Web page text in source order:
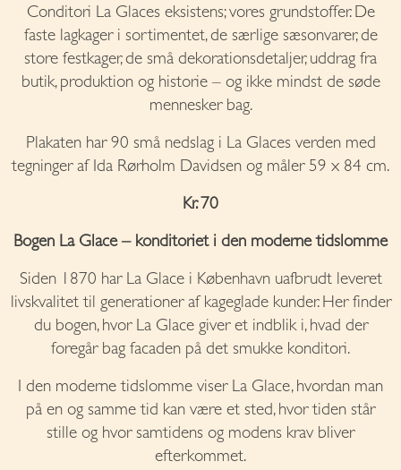
Conditori La Glaces eksistens; vores grundstoffer. De
faste lagkager i sortimentet, de særlige sæsonvarer, de
store festkager, de små dekorationsdetaljer, uddrag fra
butik, produktion og historie – og ikke mindst de søde
mennesker bag.
Plakaten har 90 små nedslag i La Glaces verden med
tegninger af Ida Rørholm Davidsen og måler 59 x 84 cm.
Kr. 70
Bogen La Glace – konditoriet i den moderne tidslomme
Siden 1870 har La Glace i København uafbrudt leveret
livskvalitet til generationer af kageglade kunder. Her finder
du bogen, hvor La Glace giver et indblik i, hvad der
foregår bag facaden på det smukke konditori.
I den moderne tidslomme viser La Glace, hvordan man
på en og samme tid kan være et sted, hvor tiden står
stille og hvor samtidens og modens krav bliver
efterkommet.